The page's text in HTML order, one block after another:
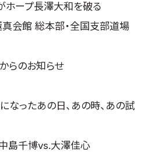
ホープ長澤大和を破る
会館 総本部・全国支部道場
らのお知らせ
なったあの日、あの時、あの試
島千博vs.大澤佳心